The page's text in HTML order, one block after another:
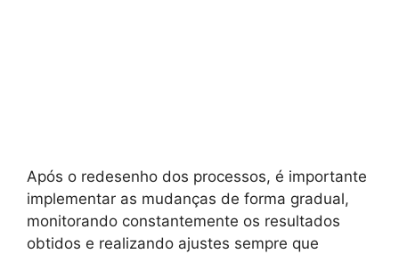
Após o redesenho dos processos, é importante
implementar as mudanças de forma gradual,
monitorando constantemente os resultados
obtidos e realizando ajustes sempre que